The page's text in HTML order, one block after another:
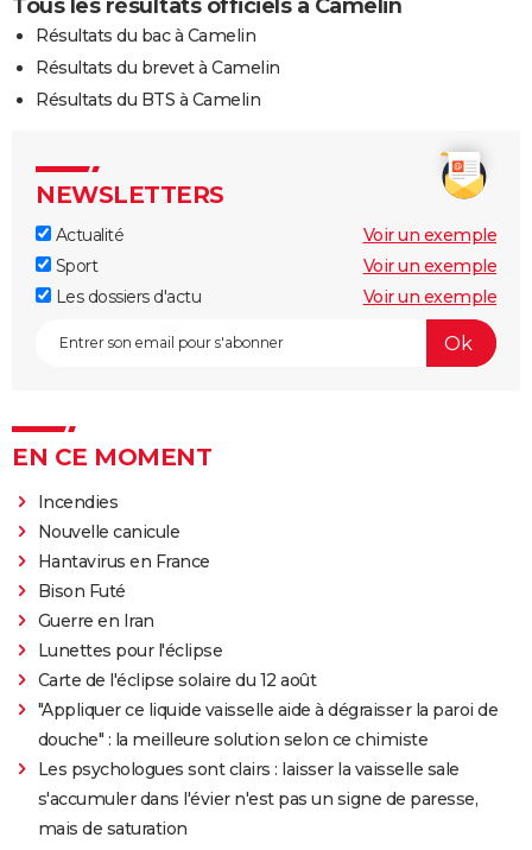
Tous les résultats officiels à Camelin
Résultats du bac à Camelin
Résultats du brevet à Camelin
Résultats du BTS à Camelin
NEWSLETTERS
Actualité
Voir un exemple
Sport
Voir un exemple
Les dossiers d'actu
Voir un exemple
EN CE MOMENT
Incendies
Nouvelle canicule
Hantavirus en France
Bison Futé
Guerre en Iran
Lunettes pour l'éclipse
Carte de l'éclipse solaire du 12 août
"Appliquer ce liquide vaisselle aide à dégraisser la paroi de
douche" : la meilleure solution selon ce chimiste
Les psychologues sont clairs : laisser la vaisselle sale
s'accumuler dans l'évier n'est pas un signe de paresse,
mais de saturation